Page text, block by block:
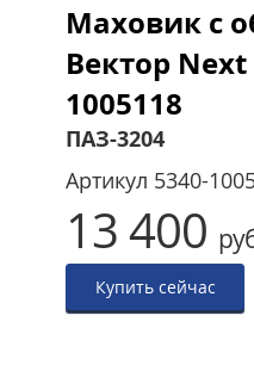
Маховик с
Вектор
1005118
ПАЗ-3204
Артикул 5340-
13 400
Купить сейчас